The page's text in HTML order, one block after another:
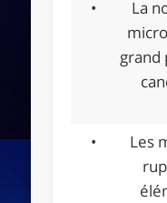
•
La
grand
•
Les